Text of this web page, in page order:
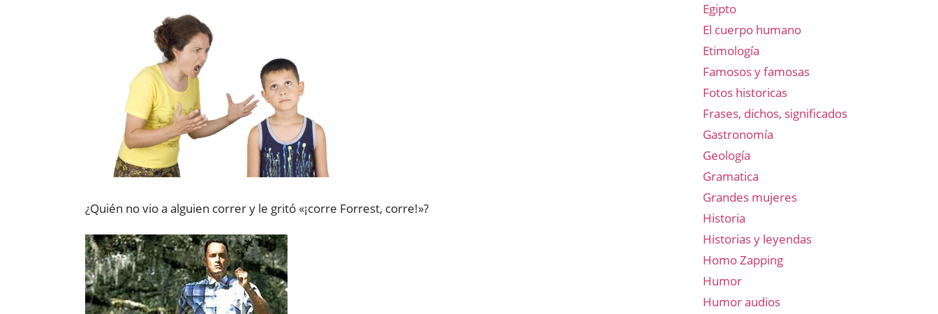
¿Quién no vio a alguien correr y le gritó «¡corre Forrest, corre!»?
Egipto
El cuerpo humano
Etimología
Famosos y famosas
Fotos historicas
Frases, dichos, significados
Gastronomía
Geología
Gramatica
Grandes mujeres
Historia
Historias y leyendas
Homo Zapping
Humor
Humor audios